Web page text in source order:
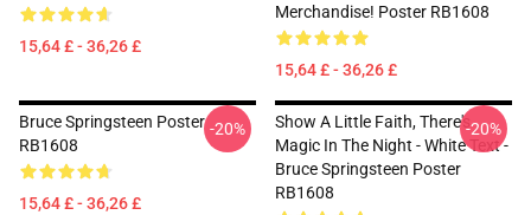
15,64 £ - 36,26 £
Merchandise! Poster RB1608
15,64 £ - 36,26 £
Bruce Springsteen Poster
RB1608
15,64 £ - 36,26 £
-20%
Show A Little Faith, There's
Magic In The Night - White Text -
Bruce Springsteen Poster
RB1608
-20%